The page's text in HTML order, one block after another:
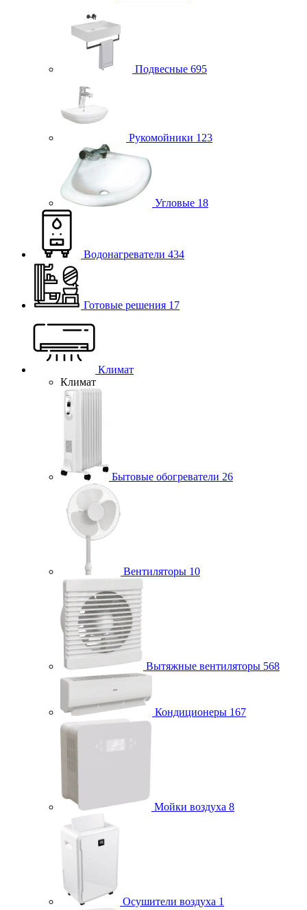
Подвесные 695
Рукомойники 123
Угловые 18
Водонагреватели 434
Готовые решения 17
Климат
Климат
Бытовые обогреватели 26
Вентиляторы 10
Вытяжные вентиляторы 568
Кондиционеры 167
Мойки воздуха 8
Осушители воздуха 1